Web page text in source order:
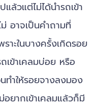
ล้วแต่ไม่ได้นำรถเข้า
อาจเป็นคำถามที่
าะในบางครั้งเกิดรอย
ข้าเคลมบ่อย หรือ
ทำให้รอยจางลงมอง
อยากเข้าเคลมแล้วก็มี